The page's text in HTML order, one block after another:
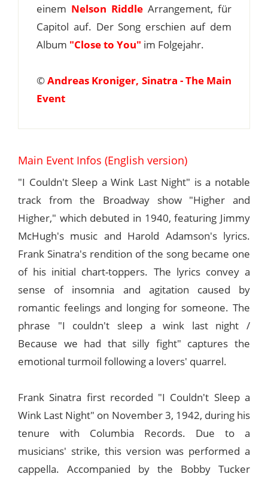
einem Nelson Riddle Arrangement, für
Capitol auf. Der Song erschien auf dem
Album "Close to You" im Folgejahr.
©Andreas Kroniger, Sinatra - The Main
Event
Main Event Infos (English version)
"I Couldn't Sleep a Wink Last Night" is a notable
track from the Broadway show "Higher and
Higher," which debuted in 1940, featuring Jimmy
McHugh's music and Harold Adamson's lyrics.
Frank Sinatra's rendition of the song became one
of his initial chart-toppers. The lyrics convey a
sense of insomnia and agitation caused by
romantic feelings and longing for someone. The
phrase "I couldn't sleep a wink last night /
Because we had that silly fight" captures the
emotional turmoil following a lovers' quarrel.
Frank Sinatra first recorded "I Couldn't Sleep a
Wink Last Night" on November 3, 1942, during his
tenure with Columbia Records. Due to a
musicians' strike, this version was performed a
cappella. Accompanied by the Bobby Tucker